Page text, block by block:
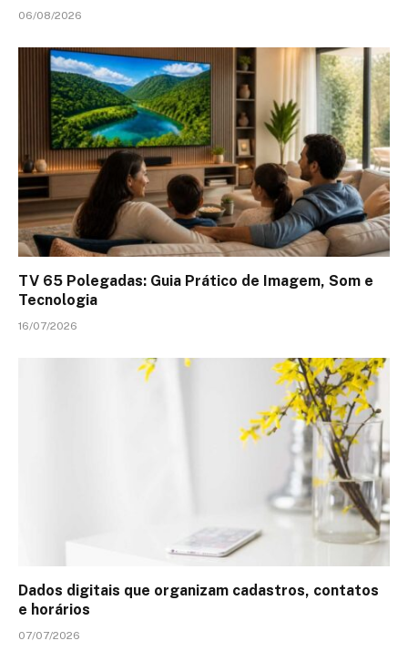
06/08/2026
TV 65 Polegadas: Guia Prático de Imagem, Som e
Tecnologia
16/07/2026
Dados digitais que organizam cadastros, contatos
e horários
07/07/2026